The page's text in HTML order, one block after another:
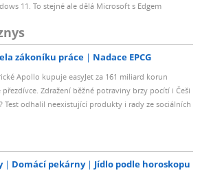
11. To stejné ale dělá Microsoft s Edgem
zákoníku práce Nadace EPCG
Apollo kupuje easyJet za 161 miliard korun
Zdražení běžné potraviny brzy pocítí i Češi
Test odhalil neexistující produkty i rady ze sociálních
Domácí pekárny Jídlo podle horoskopu